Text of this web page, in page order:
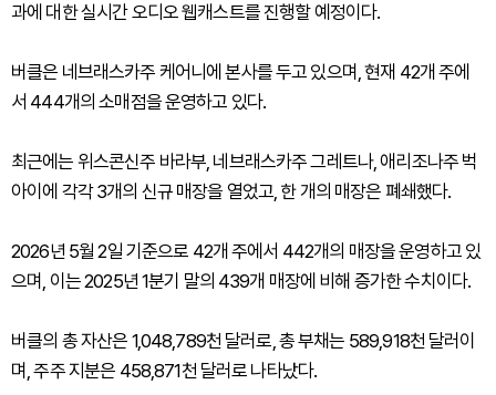
과에 대한 실시간 오디오 웹캐스트를 진행할 예정이다.
버클은 네브래스카주 케어니에 본사를 두고 있으며, 현재 42개 주에
서 444개의 소매점을 운영하고 있다.
최근에는 위스콘신주 바라부, 네브래스카주 그레트나, 애리조나주 벅
아이에 각각 3개의 신규 매장을 열었고, 한 개의 매장은 폐쇄했다.
2026년 5월 2일 기준으로 42개 주에서 442개의 매장을 운영하고 있
으며, 이는 2025년 1분기 말의 439개 매장에 비해 증가한 수치이다.
버클의 총 자산은 1,048,789천 달러로, 총 부채는 589,918천 달러이
며, 주주 지분은 458,871천 달러로 나타났다.